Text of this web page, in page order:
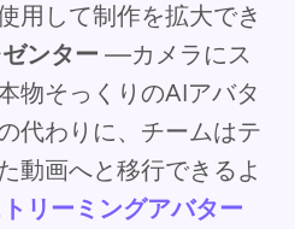
用して制作を拡大でき
ンター —カメラにス
物そっくりのAIアバタ
代わりに、チームはテ
動画へと移行できるよ
リーミングアバター